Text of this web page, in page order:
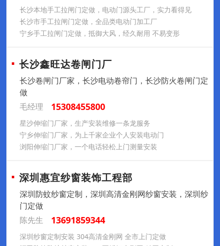
长沙本地手工拉闸门定做，电动门源头工厂，实力看得见
长沙市手工拉闸门定做，全品类电动门加工厂
宁乡手工拉闸门定做，抵御大风，经久耐用 不易变形
长沙鑫旺达卷闸门厂
长沙卷闸门厂家，长沙电动卷帘门，长沙防火卷闸门定
做
毛经理
15308455800
星沙伸缩门厂家，生产安装维修一条龙服务
宁乡伸缩门厂家，为上千家企业个人安装电动门
浏阳伸缩门厂家，一个电话轻松上门测量安装
深圳惠宜纱窗装饰工程部
深圳防蚊纱窗定制，深圳高清金刚网纱窗安装，深圳纱
门定做
陈先生
13691859344
深圳纱窗定制安装 304高清金刚网 全市上门定做